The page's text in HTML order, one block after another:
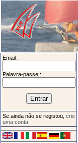
Email :
Palavra-passe :
Se ainda não se registou, crie
uma conta